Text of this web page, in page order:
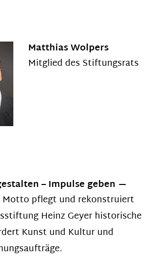
Matthias Wolpers
Mitglied des Stiftungsrats
– Impulse geben
Motto pflegt und rekonstruiert
Heinz Geyer historische
Kunst und Kultur und